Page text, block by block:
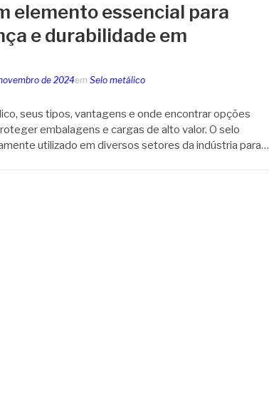
elemento essencial para
e durabilidade em
de 2024em Selo metálico
seus tipos, vantagens e onde encontrar opções
embalagens e cargas de alto valor. O selo
utilizado em diversos setores da indústria para…